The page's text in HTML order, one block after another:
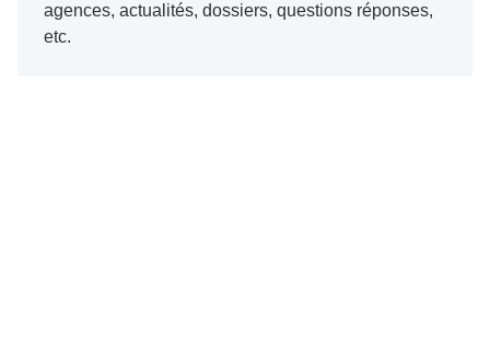
agences, actualités, dossiers, questions réponses,
etc.